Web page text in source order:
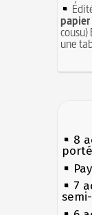
cousu)
une
8
7